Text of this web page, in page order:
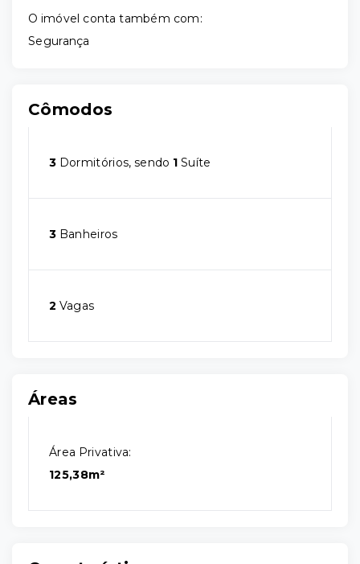
O imóvel conta também com:
Segurança
Cômodos
3 Dormitórios, sendo 1 Suíte
3 Banheiros
2 Vagas
Áreas
Área Privativa:
125,38m²